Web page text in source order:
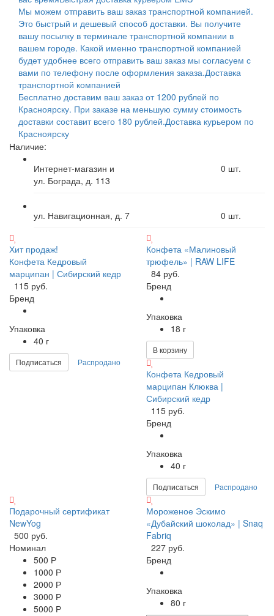
Мы можем отправить ваш заказ транспортной компанией.
Это быстрый и дешевый способ доставки. Вы получите
вашу посылку в терминале транспортной компании в
вашем городе. Какой именно транспортной компанией
будет удобнее всего отправить ваш заказ мы согласуем с
вами по телефону после оформления заказа.Доставка
транспортной компанией
Бесплатно доставим ваш заказ от 1200 рублей по
Красноярску. При заказе на меньшую сумму стоимость
доставки составит всего 180 рублей.Доставка курьером по
Красноярску
Наличие:
Интернет-магазин и
ул. Бограда, д. 113
0 шт.
ул. Навигационная, д. 7 0 шт.
Хит продаж!
Конфета Кедровый
марципан | Сибирский кедр
115 руб.
Бренд
Упаковка
40 г
Подписаться Распродано
Конфета «Малиновый
трюфель» | RAW LIFE
84 руб.
Бренд
Упаковка
18 г
В корзину
Конфета Кедровый
марципан Клюква |
Сибирский кедр
115 руб.
Бренд
Упаковка
40 г
Подписаться Распродано
Подарочный сертификат
NewYog
500 руб.
Номинал
500 Р
1000 Р
2000 Р
3000 Р
5000 Р
Мороженое Эскимо
«Дубайский шоколад» | Snaq
Fabriq
227 руб.
Бренд
Упаковка
80 г